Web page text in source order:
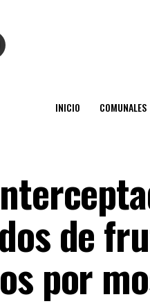
INICIO COMUNALES
de
por